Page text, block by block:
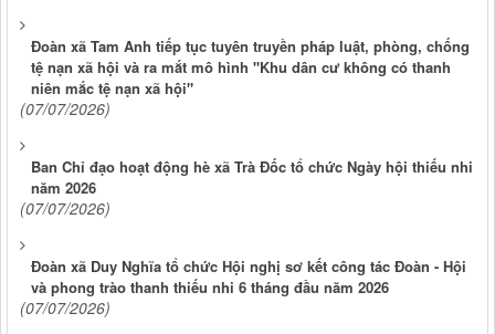
Đoàn xã Tam Anh tiếp tục tuyên truyền pháp luật, phòng, chống
tệ nạn xã hội và ra mắt mô hình "Khu dân cư không có thanh
niên mắc tệ nạn xã hội"
(07/07/2026)
Ban Chỉ đạo hoạt động hè xã Trà Đốc tổ chức Ngày hội thiếu nhi
năm 2026
(07/07/2026)
Đoàn xã Duy Nghĩa tổ chức Hội nghị sơ kết công tác Đoàn - Hội
và phong trào thanh thiếu nhi 6 tháng đầu năm 2026
(07/07/2026)